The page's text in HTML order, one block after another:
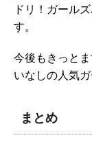
ドリ！ガール
す。
今後もきっと
いなしの人気
まとめ